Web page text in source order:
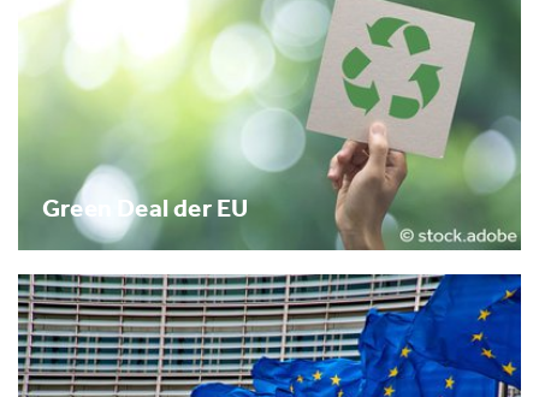
Green Deal der EU